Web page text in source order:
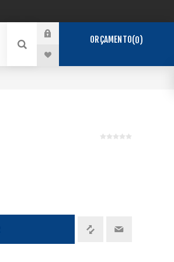
ORÇAMENTO 0